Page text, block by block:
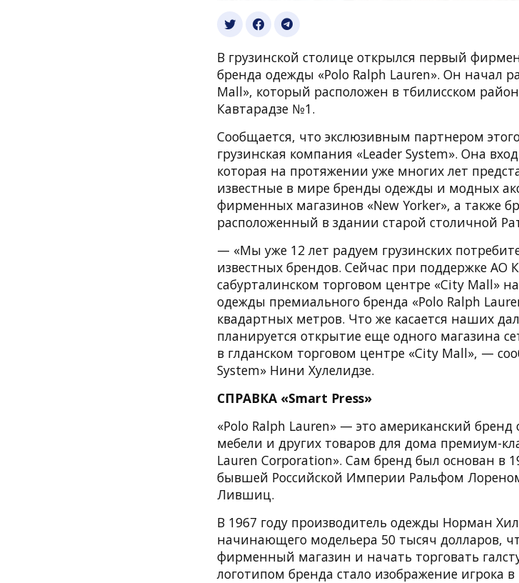
В грузинской столице открылся первый
бренда одежды «Polo Ralph Lauren». Он начал
Mall», который расположен в тбилисском
Кавтарадзе №1.
Сообщается, что экслюзивным партнером
грузинская компания «Leader System». Она
которая на протяжении уже многих лет
известные в мире бренды одежды и модных
фирменных магазинов «New Yorker», а также
расположенный в здании старой столичной
— «Мы уже 12 лет радуем грузинских
известных брендов. Сейчас при поддержке АО
сабурталинском торговом центре «City Mall»
одежды премиального бренда «Polo Ralph
квадартных метров. Что же касается наших
планируется открытие еще одного магазина
в глданском торговом центре «City Mall», —
System» Нини Хулелидзе.
СПРАВКА «Smart Press»
«Polo Ralph Lauren» — это американский
мебели и других товаров для дома премиум-
Lauren Corporation». Сам бренд был основан в
бывшей Российской Империи Ральфом
Лившиц.
В 1967 году производитель одежды Норман
начинающего модельера 50 тысяч долларов,
фирменный магазин и начать торговать
логотипом бренда стало изображение игрока